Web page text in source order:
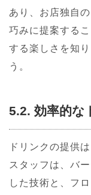
あり、お店独自
巧みに提案する
する楽しさを知
う。
5.2. 効率的な
ドリンクの提供
スタッフは、バ
した技術と、フ